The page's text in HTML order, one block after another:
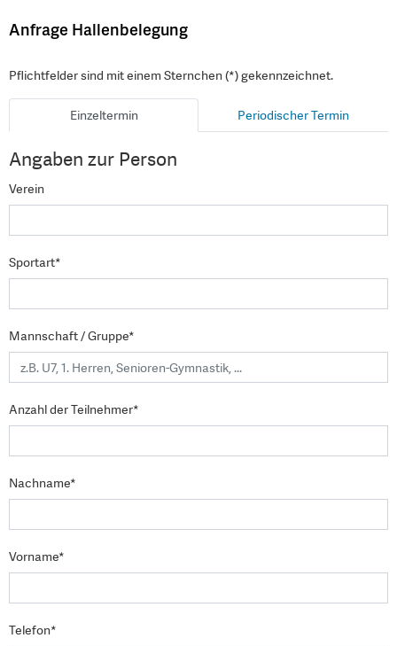
Anfrage Hallenbelegung
Pflichtfelder sind mit einem Sternchen (*) gekennzeichnet.
Einzeltermin Periodischer Termin
Angaben zur Person
Verein
Sportart*
Mannschaft / Gruppe*
Anzahl der Teilnehmer*
Nachname*
Vorname*
Telefon*